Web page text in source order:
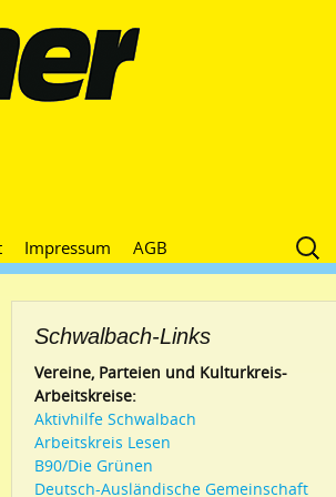
Impressum AGB
Suche
nach:
Schwalbach-Links
Vereine, Parteien und Kulturkreis-
Arbeitskreise:
Aktivhilfe Schwalbach
Arbeitskreis Lesen
B90/Die Grünen
Deutsch-Ausländische Gemeinschaft